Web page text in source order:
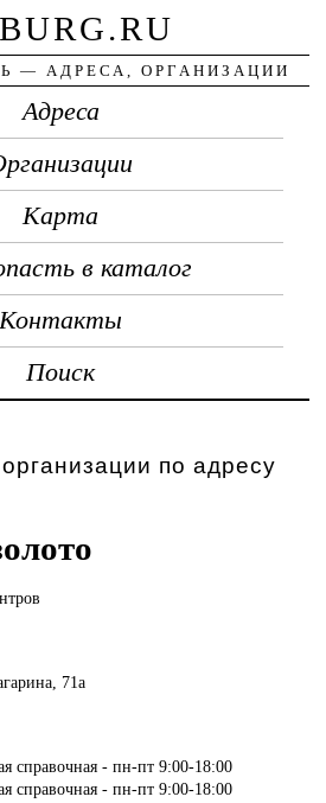
— АДРЕСА, ОРГАНИЗАЦИИ
Адреса
Карта
в каталог
Контакты
Поиск
по адресу
71а
справочная - пн-пт 9:00-18:00
справочная - пн-пт 9:00-18:00